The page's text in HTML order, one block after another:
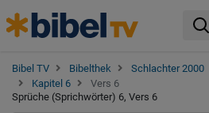
Bibel TV Bibelthek Schlachter 2000
Kapitel 6
Vers 6
Sprüche (Sprichwörter) 6, Vers 6